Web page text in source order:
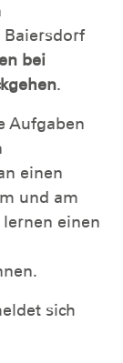
bei
.
Aufgaben
einen
und am
einen
sich